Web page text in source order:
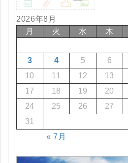
2026年8月
月
火 水 木
« 7月
3
4 5 6
10
11 12 13
17
18 19 20
24
25 26 27
31